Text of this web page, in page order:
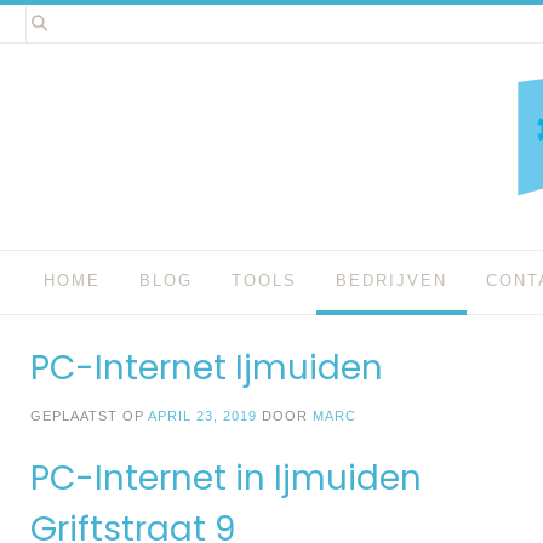
Spring
naar
HOME BLOG TOOLS BEDRIJVEN
PC-Internet Ijmuiden
GEPLAATST OP APRIL 23, 2019 DOOR MARC
PC-Internet in Ijmuiden
Griftstraat 9